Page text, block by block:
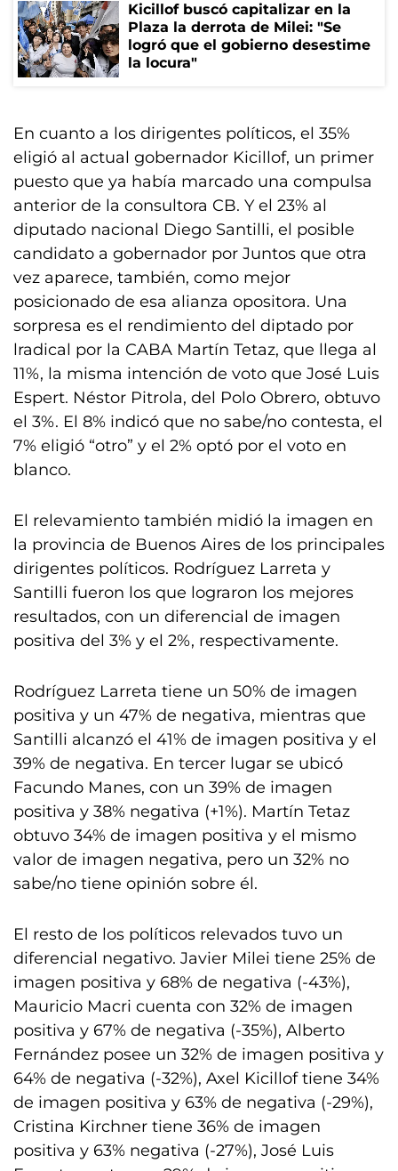
Kicillof buscó capitalizar en la
Plaza la derrota de Milei: "Se
logró que el gobierno desestime
la locura"
En cuanto a los dirigentes políticos, el 35%
eligió al actual gobernador Kicillof, un primer
puesto que ya había marcado una compulsa
anterior de la consultora CB. Y el 23% al
diputado nacional Diego Santilli, el posible
candidato a gobernador por Juntos que otra
vez aparece, también, como mejor
posicionado de esa alianza opositora. Una
sorpresa es el rendimiento del diptado por
lradical por la CABA Martín Tetaz, que llega al
11%, la misma intención de voto que José Luis
Espert. Néstor Pitrola, del Polo Obrero, obtuvo
el 3%. El 8% indicó que no sabe/no contesta, el
7% eligió “otro” y el 2% optó por el voto en
blanco.
El relevamiento también midió la imagen en
la provincia de Buenos Aires de los principales
dirigentes políticos. Rodríguez Larreta y
Santilli fueron los que lograron los mejores
resultados, con un diferencial de imagen
positiva del 3% y el 2%, respectivamente.
Rodríguez Larreta tiene un 50% de imagen
positiva y un 47% de negativa, mientras que
Santilli alcanzó el 41% de imagen positiva y el
39% de negativa. En tercer lugar se ubicó
Facundo Manes, con un 39% de imagen
positiva y 38% negativa (+1%). Martín Tetaz
obtuvo 34% de imagen positiva y el mismo
valor de imagen negativa, pero un 32% no
sabe/no tiene opinión sobre él.
El resto de los políticos relevados tuvo un
diferencial negativo. Javier Milei tiene 25% de
imagen positiva y 68% de negativa (-43%),
Mauricio Macri cuenta con 32% de imagen
positiva y 67% de negativa (-35%), Alberto
Fernández posee un 32% de imagen positiva y
64% de negativa (-32%), Axel Kicillof tiene 34%
de imagen positiva y 63% de negativa (-29%),
Cristina Kirchner tiene 36% de imagen
positiva y 63% negativa (-27%), José Luis